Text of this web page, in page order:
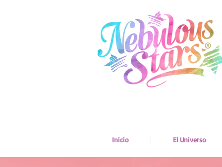
Inicio El Universo